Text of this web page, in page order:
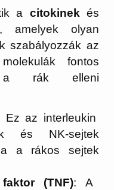
a citokinek és
amelyek olyan
szabályozzák az
fontos
a rák elleni
Ez az interleukin
és NK-sejtek
a rákos sejtek
(TNF): A